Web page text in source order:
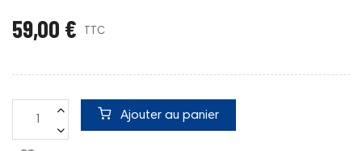
59,00 € TTC
Ajouter au panier